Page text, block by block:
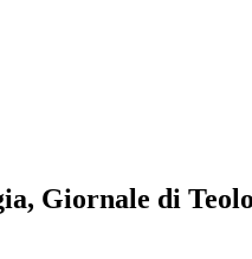
Giornale di